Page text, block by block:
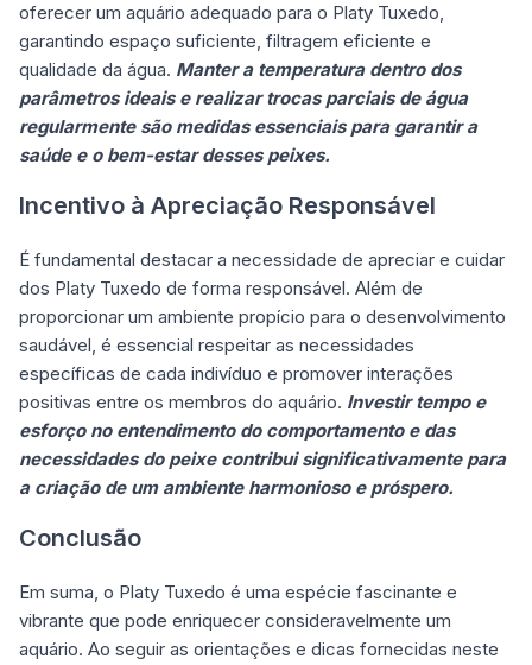
oferecer um aquário adequado para o Platy Tuxedo,
garantindo espaço suficiente, filtragem eficiente e
qualidade da água. Manter a temperatura dentro dos
parâmetros ideais e realizar trocas parciais de água
regularmente são medidas essenciais para garantir a
saúde e o bem-estar desses peixes.
Incentivo à Apreciação Responsável
É fundamental destacar a necessidade de apreciar e cuidar
dos Platy Tuxedo de forma responsável. Além de
proporcionar um ambiente propício para o desenvolvimento
saudável, é essencial respeitar as necessidades
específicas de cada indivíduo e promover interações
positivas entre os membros do aquário. Investir tempo e
esforço no entendimento do comportamento e das
necessidades do peixe contribui significativamente para
a criação de um ambiente harmonioso e próspero.
Conclusão
Em suma, o Platy Tuxedo é uma espécie fascinante e
vibrante que pode enriquecer consideravelmente um
aquário. Ao seguir as orientações e dicas fornecidas neste